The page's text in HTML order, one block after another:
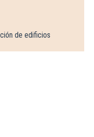
de edificios